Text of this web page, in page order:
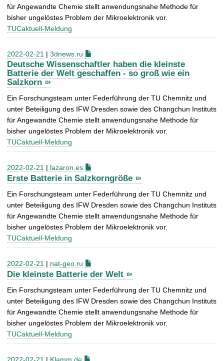
für Angewandte Chemie stellt anwendungsnahe Methode für
bisher ungelöstes Problem der Mikroelektronik vor.
TUCaktuell-Meldung
2022-02-21 | 3dnews.ru
Deutsche Wissenschaftler haben die kleinste
Batterie der Welt geschaffen - so groß wie ein
Salzkorn
Ein Forschungsteam unter Federführung der TU Chemnitz und
unter Beteiligung des IFW Dresden sowie des Changchun Instituts
für Angewandte Chemie stellt anwendungsnahe Methode für
bisher ungelöstes Problem der Mikroelektronik vor.
TUCaktuell-Meldung
2022-02-21 | lazaron.es
Erste Batterie in Salzkorngröße
Ein Forschungsteam unter Federführung der TU Chemnitz und
unter Beteiligung des IFW Dresden sowie des Changchun Instituts
für Angewandte Chemie stellt anwendungsnahe Methode für
bisher ungelöstes Problem der Mikroelektronik vor.
TUCaktuell-Meldung
2022-02-21 | nat-geo.ru
Die kleinste Batterie der Welt
Ein Forschungsteam unter Federführung der TU Chemnitz und
unter Beteiligung des IFW Dresden sowie des Changchun Instituts
für Angewandte Chemie stellt anwendungsnahe Methode für
bisher ungelöstes Problem der Mikroelektronik vor.
TUCaktuell-Meldung